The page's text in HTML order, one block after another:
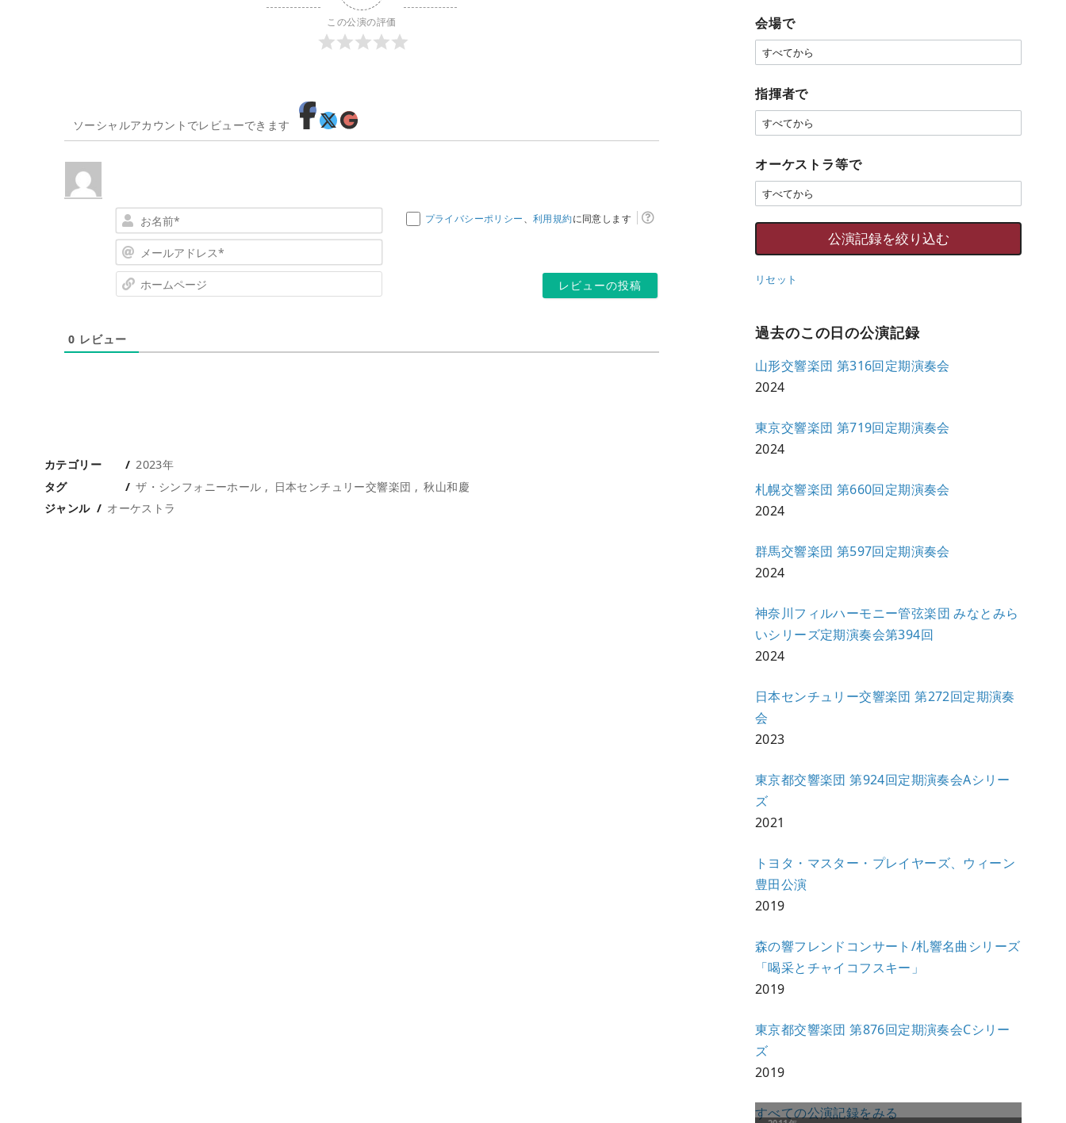
この公演の評価
ソーシャルアカウントでレビューできます
名
*ー
ス
ー
ー
プライバシーポリシー、 利用規約に同意します
0 レビュー
カテゴリー
2023年
タグ
ザ・シンフォニーホール 日本センチュリー交響楽団
秋山和慶
ジャンル
オーケストラ
会場で
指揮者で
オーケストラ等で
リセット
過去のこの日の公演記録
山形交響楽団 第316回定期演奏会
2024
東京交響楽団 第719回定期演奏会
2024
札幌交響楽団 第660回定期演奏会
2024
群馬交響楽団 第597回定期演奏会
2024
神奈川フィルハーモニー管弦楽団 みなとみら
いシリーズ定期演奏会第394回
2024
日本センチュリー交響楽団 第272回定期演奏
会
2023
東京都交響楽団 第924回定期演奏会Aシリー
ズ
2021
トヨタ・マスター・プレイヤーズ、ウィーン
豊田公演
2019
森の響フレンドコンサート/札響名曲シリーズ
「喝采とチャイコフスキー」
2019
東京都交響楽団 第876回定期演奏会Cシリー
ズ
2019
すべての公演記録をみる